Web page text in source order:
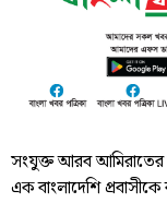
সংযুক্ত আরব
এক বাংলাদেশি